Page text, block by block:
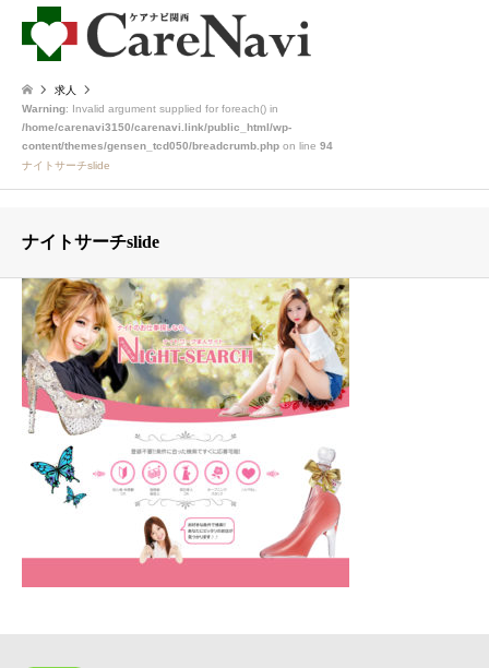
求人
Warning: Invalid argument supplied for foreach() in
/home/carenavi3150/carenavi.link/public_html/wp-
content/themes/gensen_tcd050/breadcrumb.php on line 94
ナイトサーチslide
ナイトサーチslide